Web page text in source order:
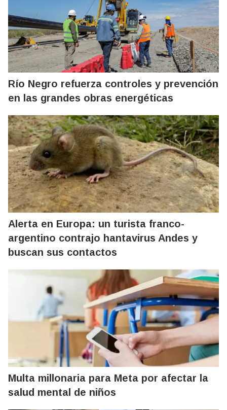
Río Negro refuerza controles y prevención
en las grandes obras energéticas
Alerta en Europa: un turista franco-
argentino contrajo hantavirus Andes y
buscan sus contactos
Multa millonaria para Meta por afectar la
salud mental de niños